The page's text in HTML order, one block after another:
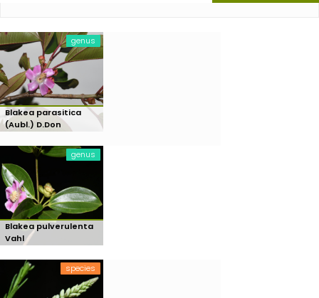
genus
Blakea parasitica
(Aubl.) D.Don
genus
Blakea pulverulenta
Vahl
species